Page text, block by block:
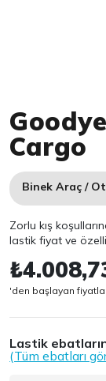
Cargo
Binek Araç /
Zorlu kış
lastik fiyat ve
'den başlayan
Lastik
(Tüm ebatları